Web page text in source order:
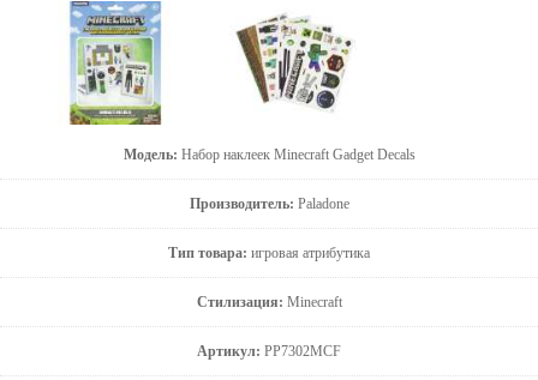
Модель: Набор наклеек Minecraft Gadget Decals
Производитель: Paladone
Тип товара: игровая атрибутика
Стилизация: Minecraft
Артикул: PP7302MCF